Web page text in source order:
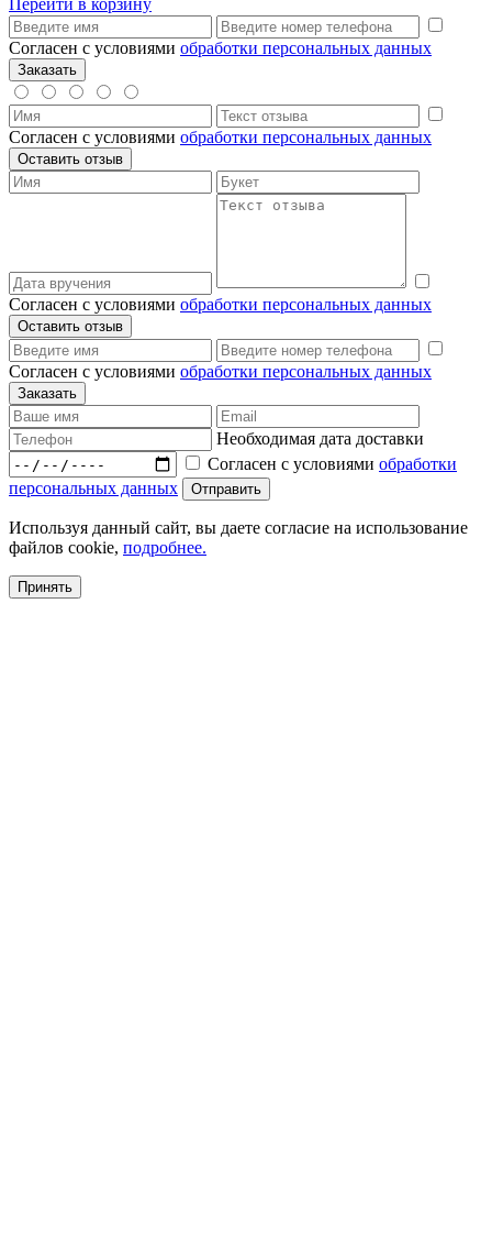
Перейти в корзину
Согласен с условиями обработки персональных данных
Согласен с условиями обработки персональных данных
Согласен с условиями обработки персональных данных
Согласен с условиями обработки персональных данных
Необходимая дата доставки
Согласен с условиями обработки
персональных данных
Используя данный сайт, вы даете согласие на использование
файлов cookie, подробнее.
Принять